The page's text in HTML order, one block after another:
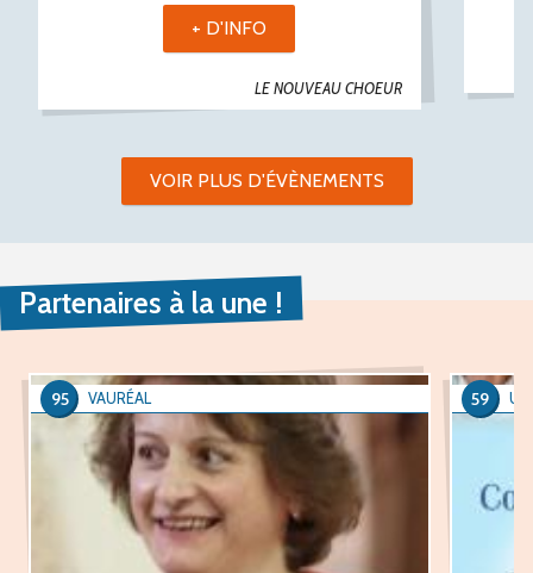
LE NOUVEAU CHOEUR
+ D'INFO
VOIR PLUS D'ÉVÈNEMENTS
Partenaires à la une !
VAURÉAL
95 59